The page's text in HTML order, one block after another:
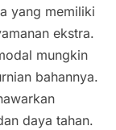
yang memiliki
ekstra.
mungkin
bahannya.
daya tahan.